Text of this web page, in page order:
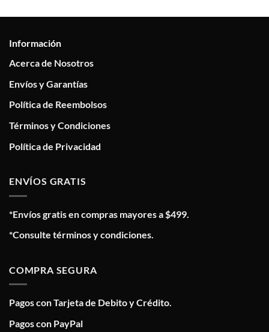
Información
Acerca de Nosotros
Envíos y Garantías
Política de Reembolsos
Términos y Condiciones
Política de Privacidad
ENVÍOS GRATIS
*Envíos gratis en compras mayores a $499.
*Consulte términos y condiciones.
COMPRA SEGURA
Pagos con Tarjeta de Debito y Crédito.
Pagos con PayPal